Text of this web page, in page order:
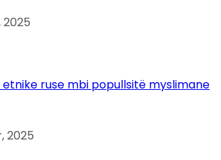
2025
ruse mbi popullsitë myslimane
2025